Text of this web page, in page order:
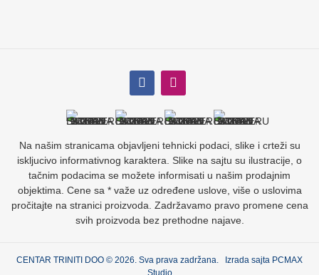
Na našim stranicama objavljeni tehnicki podaci, slike i crteži su
iskljucivo informativnog karaktera. Slike na sajtu su ilustracije, o
tačnim podacima se možete informisati u našim prodajnim
objektima. Cene sa * važe uz određene uslove, više o uslovima
pročitajte na stranici proizvoda. Zadržavamo pravo promene cena
svih proizvoda bez prethodne najave.
CENTAR TRINITI DOO © 2026. Sva prava zadržana. Izrada sajta PCMAX
Studio